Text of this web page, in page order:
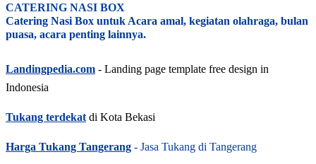
CATERING NASI BOX
Catering Nasi Box untuk Acara amal, kegiatan olahraga, bulan
puasa, acara penting lainnya.
Landingpedia.com - Landing page template free design in
Indonesia
Tukang terdekat di Kota Bekasi
Harga Tukang Tangerang - Jasa Tukang di Tangerang